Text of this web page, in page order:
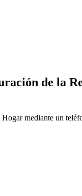
de la